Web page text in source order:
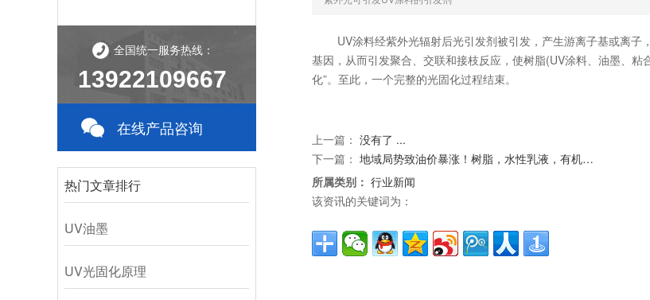
1 2
全国统一服务热线：
13922109667
在线产品咨询
热门文章排行
UV油墨
UV光固化原理
UV涂料经紫外光辐射后光引发剂被引发，产生游离子基或离子
基因，从而引发聚合、交联和接枝反应，使树脂(UV涂料、油墨、
化”。至此，一个完整的光固化过程结束。
上一篇： 没有了 ...
下一篇： 地域局势致油价暴涨！树脂，水性乳液，有机…
所属类别： 行业新闻
该资讯的关键词为：